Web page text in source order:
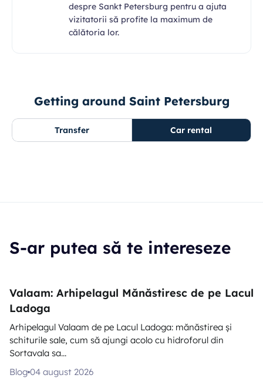
despre Sankt Petersburg pentru a ajuta
vizitatorii să profite la maximum de
călătoria lor.
Getting around Saint Petersburg
Transfer Car rental
S-ar putea să te intereseze
Valaam: Arhipelagul Mănăstiresc de pe Lacul
Ladoga
Arhipelagul Valaam de pe Lacul Ladoga: mănăstirea și
schiturile sale, cum să ajungi acolo cu hidroforul din
Sortavala sa...
Blog 04 august 2026